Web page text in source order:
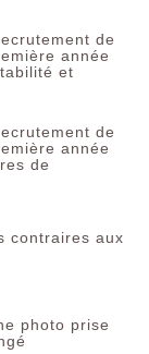
de
année
et
de
année
de
contraires aux
photo prise